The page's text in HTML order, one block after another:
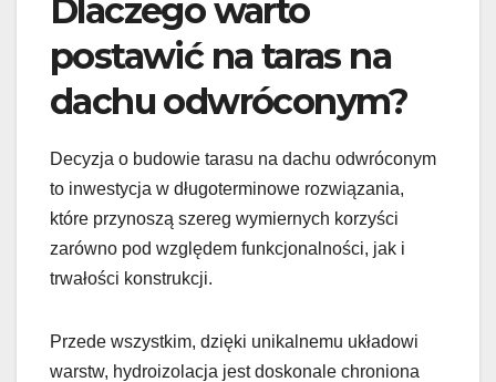
Dlaczego warto
postawić na taras na
dachu odwróconym?
Decyzja o budowie tarasu na dachu odwróconym
to inwestycja w długoterminowe rozwiązania,
które przynoszą szereg wymiernych korzyści
zarówno pod względem funkcjonalności, jak i
trwałości konstrukcji.
Przede wszystkim, dzięki unikalnemu układowi
warstw, hydroizolacja jest doskonale chroniona